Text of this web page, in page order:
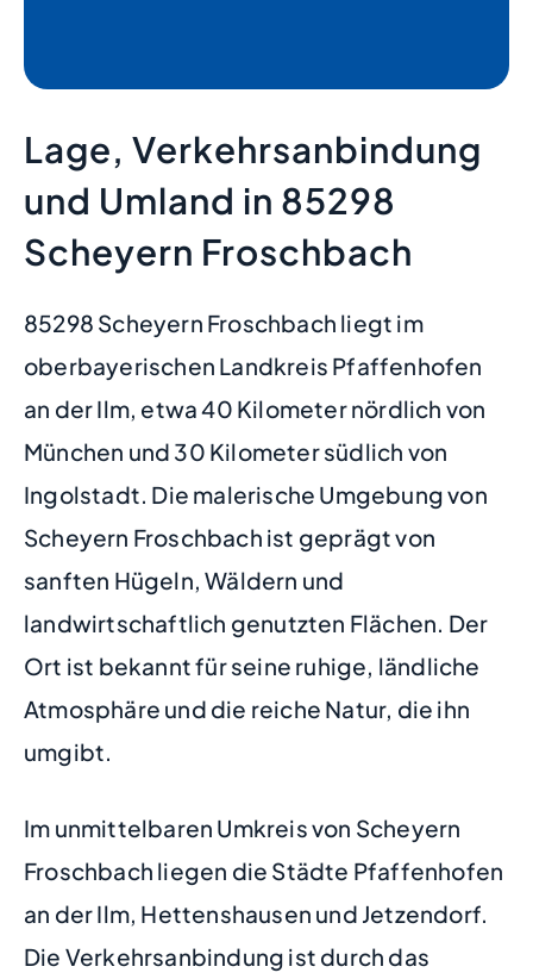
Lage, Verkehrsanbindung
und Umland in 85298
Scheyern Froschbach
85298 Scheyern Froschbach liegt im
oberbayerischen Landkreis Pfaffenhofen
an der Ilm, etwa 40 Kilometer nördlich von
München und 30 Kilometer südlich von
Ingolstadt. Die malerische Umgebung von
Scheyern Froschbach ist geprägt von
sanften Hügeln, Wäldern und
landwirtschaftlich genutzten Flächen. Der
Ort ist bekannt für seine ruhige, ländliche
Atmosphäre und die reiche Natur, die ihn
umgibt.
Im unmittelbaren Umkreis von Scheyern
Froschbach liegen die Städte Pfaffenhofen
an der Ilm, Hettenshausen und Jetzendorf.
Die Verkehrsanbindung ist durch das